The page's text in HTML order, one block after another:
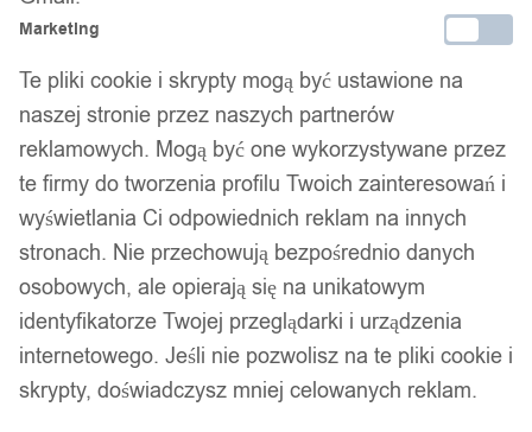
Marketing
Te pliki cookie i skrypty mogą być ustawione na
naszej stronie przez naszych partnerów
reklamowych. Mogą być one wykorzystywane przez
te firmy do tworzenia profilu Twoich zainteresowań i
wyświetlania Ci odpowiednich reklam na innych
stronach. Nie przechowują bezpośrednio danych
osobowych, ale opierają się na unikatowym
identyfikatorze Twojej przeglądarki i urządzenia
internetowego. Jeśli nie pozwolisz na te pliki cookie i
skrypty, doświadczysz mniej celowanych reklam.